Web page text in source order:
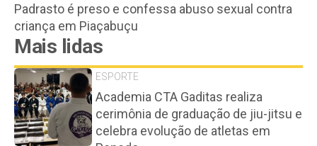
Padrasto é preso e confessa abuso sexual contra
criança em Piaçabuçu
Mais lidas
ESPORTE
Academia CTA Gaditas realiza
cerimônia de graduação de jiu-jitsu e
celebra evolução de atletas em